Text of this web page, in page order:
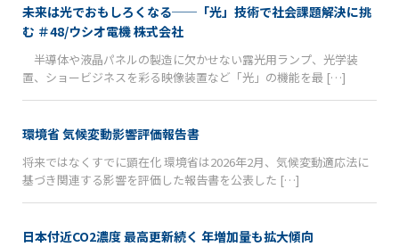
未来は光でおもしろくなる──「光」技術で社会課題解決に挑
む ＃48/ウシオ電機 株式会社
半導体や液晶パネルの製造に欠かせない露光用ランプ、光学装
置、ショービジネスを彩る映像装置など「光」の機能を最 […]
環境省 気候変動影響評価報告書
将来ではなくすでに顕在化 環境省は2026年2月、気候変動適応法に
基づき関連する影響を評価した報告書を公表した […]
日本付近CO2濃度 最高更新続く 年増加量も拡大傾向